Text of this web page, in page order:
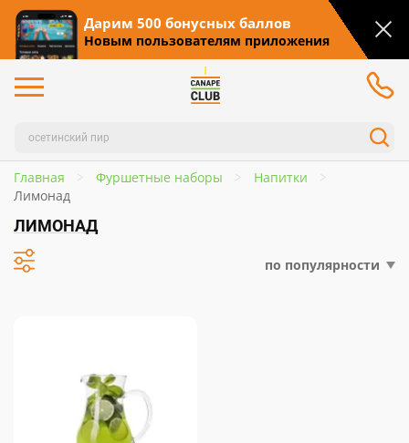
Дарим 500 бонусных баллов
Новым пользователям приложения
Главная Фуршетные наборы
Напитки
Лимонад
ЛИМОНАД
по популярности